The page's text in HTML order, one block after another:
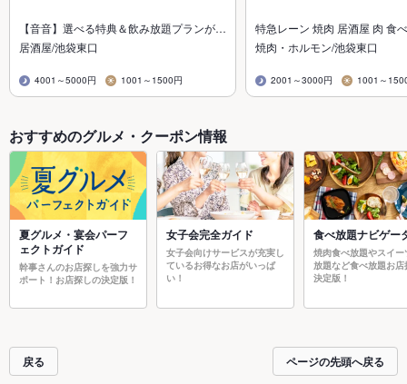
【音音】選べる特典＆飲み放題プランが…
居酒屋/池袋東口
4001～5000円 1001～1500円
特急レーン 焼肉 居酒屋 肉 食
焼肉・ホルモン/池袋東口
2001～3000円 1001～
おすすめのグルメ・クーポン情報
夏グルメ・宴会パーフ
ェクトガイド
幹事さんのお店探しを強力サ
ポート！お店探しの決定版！
女子会完全ガイド
女子会向けサービスが充実し
ているお得なお店がいっぱ
い！
食べ放題ナビゲー
焼肉食べ放題やスイー
放題など食べ放題お店
決定版！
戻る ページの先頭へ戻る